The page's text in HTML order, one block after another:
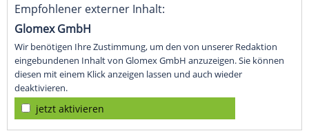
Empfohlener externer Inhalt:
Glomex GmbH
Wir benötigen Ihre Zustimmung, um den von unserer Redaktion
eingebundenen Inhalt von Glomex GmbH anzuzeigen. Sie können
diesen mit einem Klick anzeigen lassen und auch wieder
deaktivieren.
jetzt aktivieren